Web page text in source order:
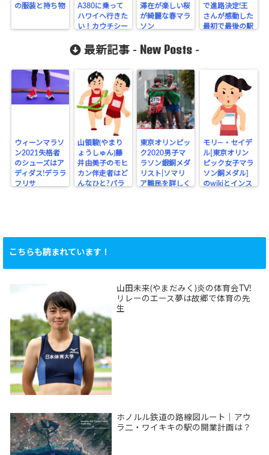
の服装と持ち物
A380に乗って
ハワイへ行きた
い！カウチシー
は使える？
滞在が楽しい桜
が綺麗な春マラ
ソン
で進路決定!王
さんが感動した
最初で最後の駅
最新記事 - New Posts -
ウィーンマラソ
ン2021失格者
のシューズはア
ディダス!デララ
フリサ
山領駿(やまり
ょうしゅん)藤
井由美子のモヒ
カン伴走者はど
んなひと?パラ
東京オリンピッ
ク2020男子マ
ラソン銀銅メダ
リスト|ソマリ
ア難民を詳しく
モリ―・セイデ
ル[東京オリン
ピック女子マラ
ソン銅メダル]
のwikiとインス
こちらも読まれています！
山田未来(やまだみく)炎の体育会TV!
リレーのエース夢は故郷で体育の先
生
ホノルル鉄道の路線図ルート｜アウ
ラ二・ワイキキの駅の開業計画は？